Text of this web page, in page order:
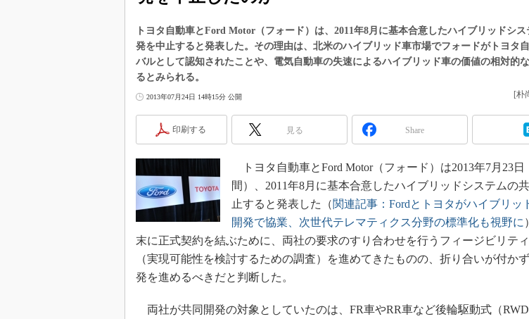
TECHNO-FRONTIER
人テク展
AUTOMOTIVE WORLD
産業オープンネット展
組み込み画像技術
組み込みモデリング
ISO26262
無償設計ツール
デジタルツインとCAE
S＆OP
インダストリー4.0
イノベーション
製造業ビッグデータ
植物工場
トヨタ自動車とFord Motor（フォード）は、2011年8月に基本合意したハイブリッドシス
発を中止すると発表した。その理由は、北米のハイブリッド車市場でフォードがトヨタ
バルとして認知されたことや、電気自動車の失速によるハイブリッド車の価値の相対的
るとみられる。
2013年07月24日 14時15分 公開 [朴
印刷する 見る Share
トヨタ自動車とFord Motor（フォード）は2013年7月23日
間）、2011年8月に基本合意したハイブリッドシステムの
止すると発表した（関連記事：Fordとトヨタがハイブリッ
開発で協業、次世代テレマティクス分野の標準化も視野に
末に正式契約を結ぶために、両社の要求のすり合わせを行うフィージビリテ
（実現可能性を検討するための調査）を進めてきたものの、折り合いが付か
発を進めるべきだと判断した。
両社が共同開発の対象としていたのは、FR車やRR車など後輪駆動式（